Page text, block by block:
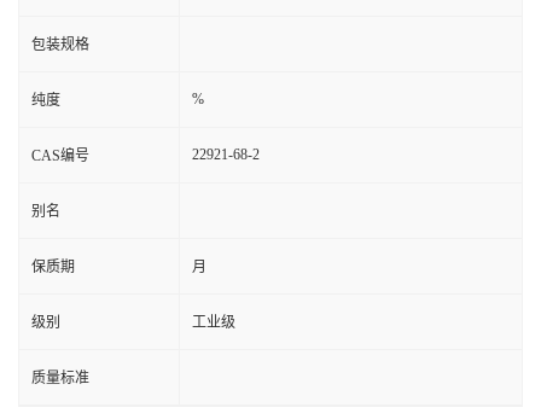
包装规格
纯度 %
CAS编号 22921-68-2
别名
保质期 月
级别 工业级
质量标准